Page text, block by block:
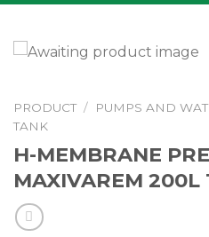
PRODUCT / PUMPS AND
TANK
H-MEMBRANE
MAXIVAREM 200L